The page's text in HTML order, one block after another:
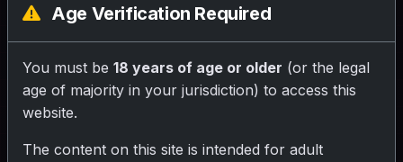
Age Verification Required
You must be 18 years of age or older (or the legal
age of majority in your jurisdiction) to access this
website.
The content on this site is intended for adult